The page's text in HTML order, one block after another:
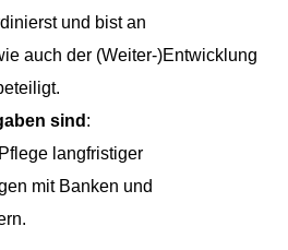
und bist an
auch der (Weiter-)Entwicklung
sind :
langfristiger
mit Banken und